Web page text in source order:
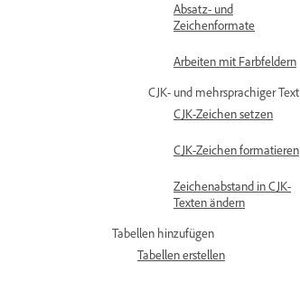
Absatz- und
Zeichenformate
Arbeiten mit Farbfeldern
CJK- und mehrsprachiger Text
CJK-Zeichen setzen
CJK-Zeichen formatieren
Zeichenabstand in CJK-
Texten ändern
Tabellen hinzufügen
Tabellen erstellen